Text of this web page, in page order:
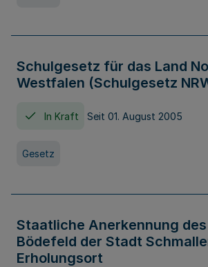
Schulgesetz für das Land
Westfalen (Schulgesetz
In Kraft Seit 01. August 2005
Gesetz
Staatliche Anerkennung
Bödefeld der Stadt
Erholungsort